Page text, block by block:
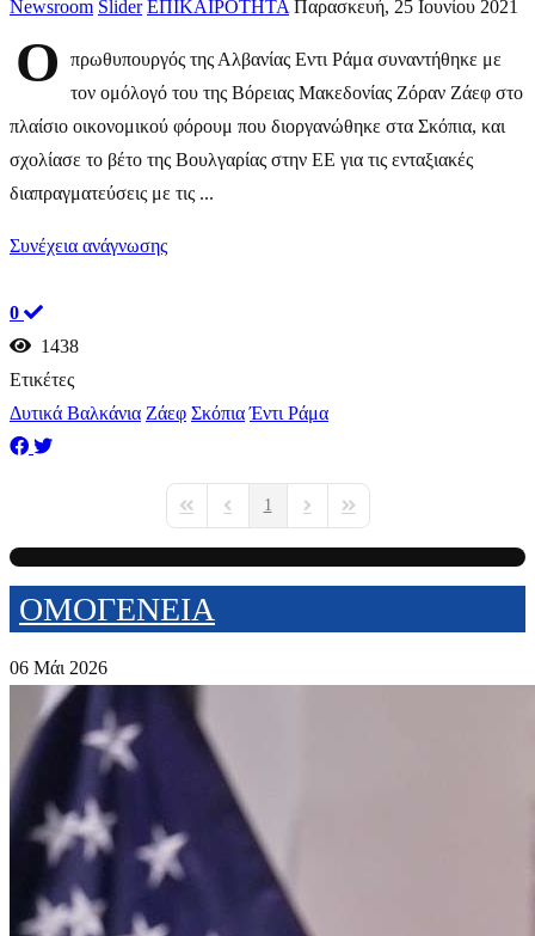
Newsroom Slider ΕΠΙΚΑΙΡΟΤΗΤΑ Παρασκευή, 25 Ιουνίου 2021
Ο
πρωθυπουργός της Αλβανίας Εντι Ράμα συναντήθηκε με
τον ομόλογό του της Βόρειας Μακεδονίας Ζόραν Ζάεφ στο
πλαίσιο οικονομικού φόρουμ που διοργανώθηκε στα Σκόπια, και
σχολίασε το βέτο της Βουλγαρίας στην ΕΕ για τις ενταξιακές
διαπραγματεύσεις με τις ...
Συνέχεια ανάγνωσης
0
1438
Ετικέτες
Δυτικά Βαλκάνια Ζάεφ Σκόπια Έντι Ράμα
First PagePrevious Page
1
Next PageLast Page
ΟΜΟΓΕΝΕΙΑ
06 Μάι 2026